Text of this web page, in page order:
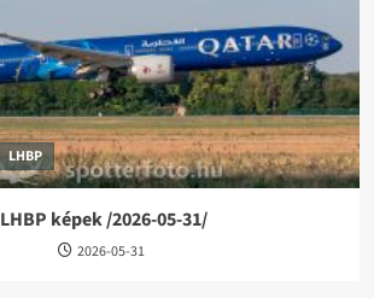
LHBP
LHBP képek /2026-05-31/
2026-05-31